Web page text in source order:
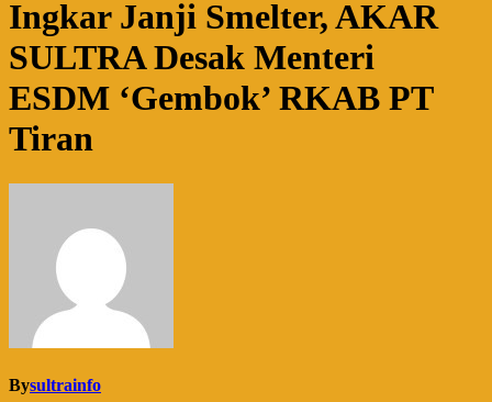
Ingkar Janji Smelter, AKAR
SULTRA Desak Menteri
ESDM ‘Gembok’ RKAB PT
Tiran
Bysultrainfo